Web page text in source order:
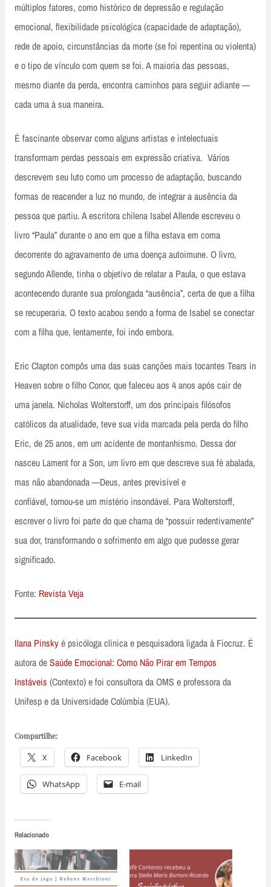
múltiplos fatores, como histórico de depressão e regulação
emocional, flexibilidade psicológica (capacidade de adaptação),
rede de apoio, circunstâncias da morte (se foi repentina ou violenta)
e o tipo de vínculo com quem se foi. A maioria das pessoas,
mesmo diante da perda, encontra caminhos para seguir adiante —
cada uma à sua maneira.
É fascinante observar como alguns artistas e intelectuais
transformam perdas pessoais em expressão criativa. Vários
descrevem seu luto como um processo de adaptação, buscando
formas de reacender a luz no mundo, de integrar a ausência da
pessoa que partiu. A escritora chilena Isabel Allende escreveu o
livro “Paula” durante o ano em que a filha estava em coma
decorrente do agravamento de uma doença autoimune. O livro,
segundo Allende, tinha o objetivo de relatar a Paula, o que estava
acontecendo durante sua prolongada “ausência”, certa de que a filha
se recuperaria. O texto acabou sendo a forma de Isabel se conectar
com a filha que, lentamente, foi indo embora.
Eric Clapton compôs uma das suas canções mais tocantes Tears in
Heaven sobre o filho Conor, que faleceu aos 4 anos após cair de
uma janela. Nicholas Wolterstorff, um dos principais filósofos
católicos da atualidade, teve sua vida marcada pela perda do filho
Eric, de 25 anos, em um acidente de montanhismo. Dessa dor
nasceu Lament for a Son, um livro em que descreve sua fé abalada,
mas não abandonada —Deus, antes previsível e
confiável, tornou-se um mistério insondável. Para Wolterstorff,
escrever o livro foi parte do que chama de “possuir redentivamente”
sua dor, transformando o sofrimento em algo que pudesse gerar
significado.
Fonte: Revista Veja
Ilana Pinskyé psicóloga clínica e pesquisadora ligada à Fiocruz. É
autora deSaúde Emocional: Como Não Pirar em Tempos
Instáveis (Contexto) e foi consultora da OMS e professora da
Unifesp e da Universidade Colúmbia (EUA).
Compartilhe:
X Facebook LinkedIn
WhatsApp E-mail
Relacionado